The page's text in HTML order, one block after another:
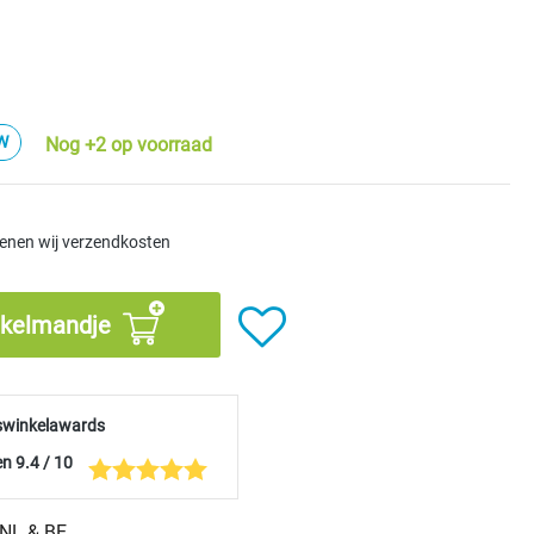
Nog +2 op voorraad
wij verzendkosten
9.4 / 10